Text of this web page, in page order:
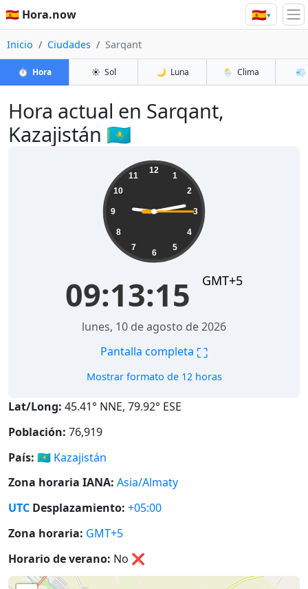
🇪🇸 Hora.now 🇪🇸▾
Inicio Ciudades Sarqant
⏱️ Hora ☀️ Sol 🌙 Luna 🌦️ Clima 💨
Hora actual en Sarqant,
Kazajistán 🇰🇿
12
1
2
3
4
5
6
7
8
9
10
11
09:13:16 GMT+5
lunes, 10 de agosto de 2026
Pantalla completa ⛶
Mostrar formato de 12 horas
Lat/Long: 45.41° NNE, 79.92° ESE
Población: 76,919
País: 🇰🇿 Kazajistán
Zona horaria IANA: Asia/Almaty
UTC Desplazamiento: +05:00
Zona horaria: GMT+5
Horario de verano: No ❌